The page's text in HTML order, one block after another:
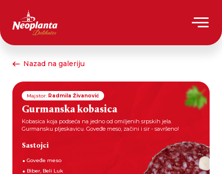
Nazad na galeriju
Majstor: Radmila Živanović
Gurmanska kobasica
Kobasica koja podseća na jedno od omiljenih srpskih jela.
Gurmansku pljeskavicu. Goveđe meso, začini i sir - savršeno!
Sastojci
Goveđe meso
Biber, Beli Luk